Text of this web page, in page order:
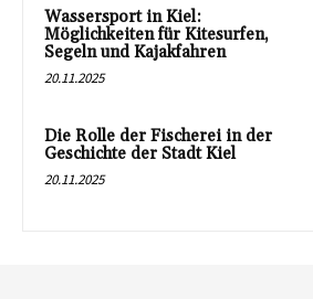
Wassersport in Kiel:
Möglichkeiten für Kitesurfen,
Segeln und Kajakfahren
20.11.2025
Die Rolle der Fischerei in der
Geschichte der Stadt Kiel
20.11.2025